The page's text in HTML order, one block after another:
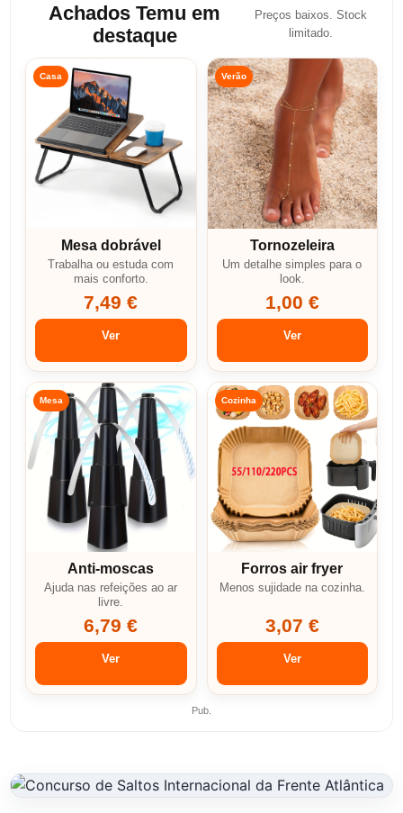
Achados Temu em
destaque
Preços baixos. Stock
limitado.
Casa
Mesa dobrável
Trabalha ou estuda com
mais conforto.
7,49 €
Ver
Verão
Tornozeleira
Um detalhe simples para o
look.
1,00 €
Ver
Mesa
Anti-moscas
Ajuda nas refeições ao ar
livre.
6,79 €
Ver
Cozinha
Forros air fryer
Menos sujidade na cozinha.
3,07 €
Ver
Pub.